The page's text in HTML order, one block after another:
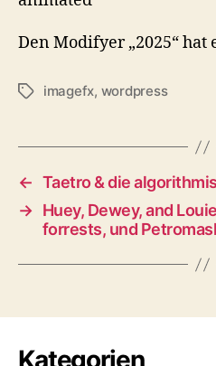
Den Modifyer „2025“ hat
Schlagwörter
imagefx, wordpress
← Taetro & die
→ Huey, Dewey, and
forrests, und
Kategorien